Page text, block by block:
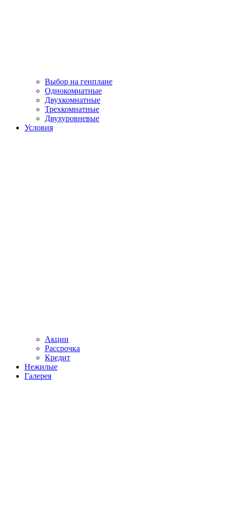
Выбор на генплане
Однокомнатные
Двухкомнатные
Трехкомнатные
Двухуровневые
Условия
Акции
Рассрочка
Кредит
Нежилые
Галерея